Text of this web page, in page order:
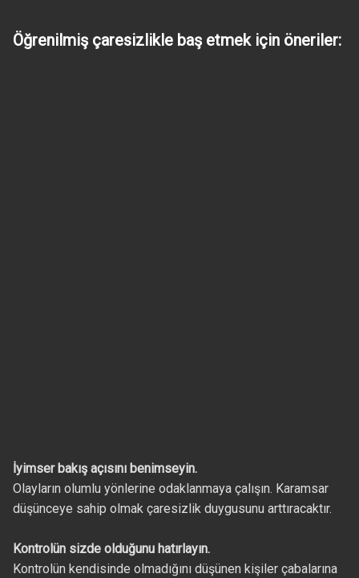
Öğrenilmiş çaresizlikle baş etmek için öneriler:
İyimser bakış açısını benimseyin.
Olayların olumlu yönlerine odaklanmaya çalışın. Karamsar
düşünceye sahip olmak çaresizlik duygusunu arttıracaktır.
Kontrolün sizde olduğunu hatırlayın.
Kontrolün kendisinde olmadığını düşünen kişiler çabalarına